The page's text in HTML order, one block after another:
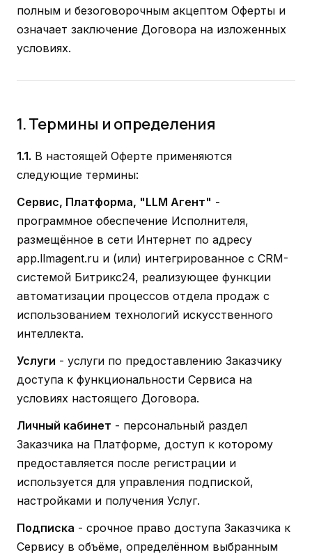
полным и безоговорочным акцептом Оферты и
означает заключение Договора на изложенных
условиях.
1. Термины и определения
1.1. В настоящей Оферте применяются
следующие термины:
Сервис, Платформа, "LLM Агент" -
программное обеспечение Исполнителя,
размещённое в сети Интернет по адресу
app.llmagent.ru и (или) интегрированное с CRM-
системой Битрикс24, реализующее функции
автоматизации процессов отдела продаж с
использованием технологий искусственного
интеллекта.
Услуги - услуги по предоставлению Заказчику
доступа к функциональности Сервиса на
условиях настоящего Договора.
Личный кабинет - персональный раздел
Заказчика на Платформе, доступ к которому
предоставляется после регистрации и
используется для управления подпиской,
настройками и получения Услуг.
Подписка - срочное право доступа Заказчика к
Сервису в объёме, определённом выбранным